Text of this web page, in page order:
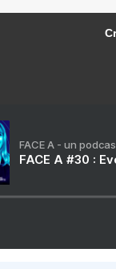
FACE A - un
FACE A #30 :